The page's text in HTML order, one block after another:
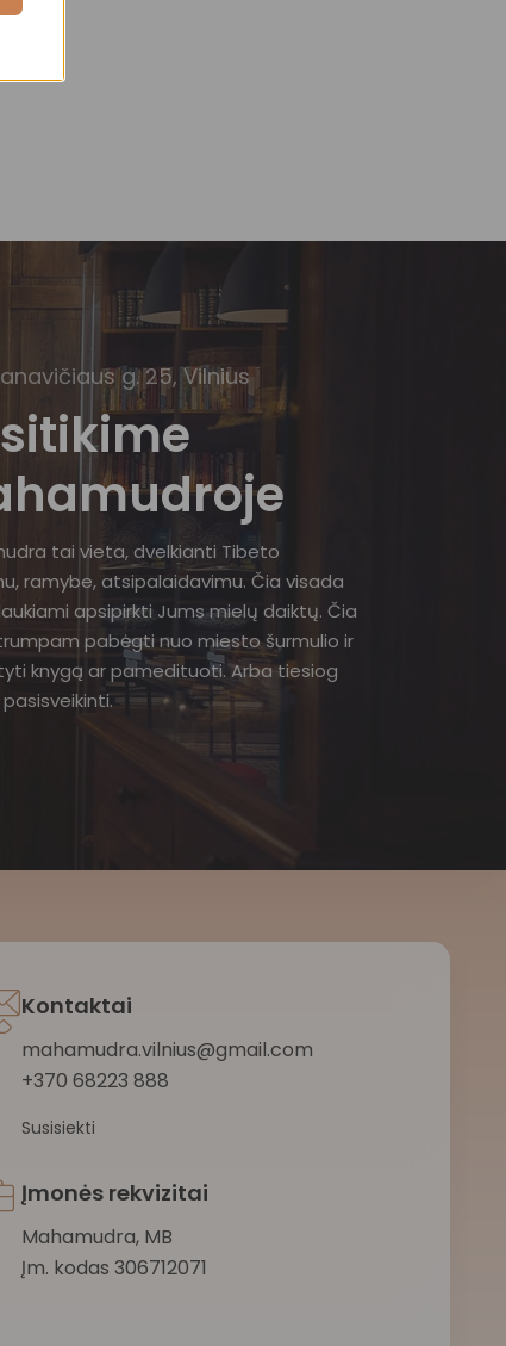
g. 25, Vilnius
tai vieta, dvelkianti Tibeto
ramybe, atsipalaidavimu. Čia visada
apsipirkti Jums mielų daiktų. Čia
pabėgti nuo miesto šurmulio ir
knygą ar pamedituoti. Arba tiesiog
Kontaktai
mahamudra.vilnius@gmail.com
+370 68223 888
Susisiekti
Įmonės rekvizitai
Mahamudra, MB
Įm. kodas 306712071